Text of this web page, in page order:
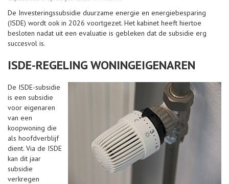
De Investeringssubsidie duurzame energie en energiebesparing
(ISDE) wordt ook in 2026 voortgezet. Het kabinet heeft hiertoe
besloten nadat uit een evaluatie is gebleken dat de subsidie erg
succesvol is.
ISDE-REGELING WONINGEIGENAREN
De ISDE-subsidie
is een subsidie
voor eigenaren
van een
koopwoning die
als hoofdverblijf
dient. Via de ISDE
kan dit jaar
subsidie
verkregen